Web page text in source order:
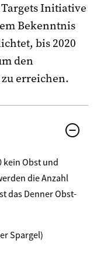
Targets Initiative
Bekenntnis
bis 2020
den
zu erreichen.
kein Obst und
dieAnzahl
das Denner Obst-
Spargel)